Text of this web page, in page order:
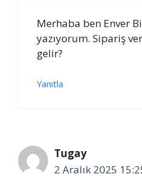
Merhaba ben Enver
yazıyorum. Sipariş
gelir?
Yanıtla
Tugay
2 Aralık 2025